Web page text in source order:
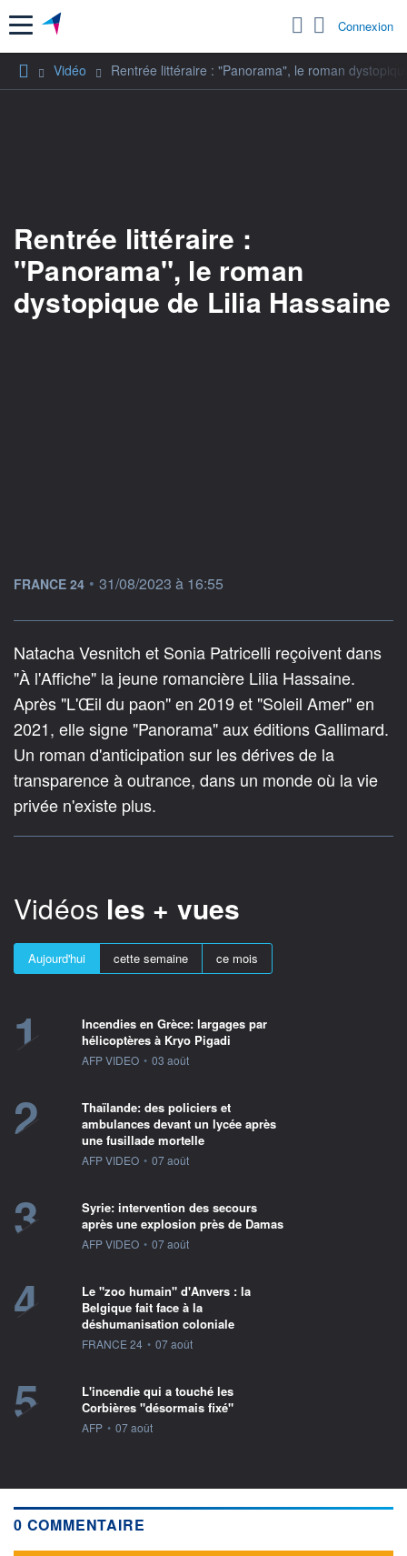
Menu Connexion
Vidéo Rentrée littéraire : "Panorama", le roman
Rentrée littéraire :
"Panorama", le roman
dystopique de Lilia Hassaine
information fournie par
FRANCE 24 • 31/08/2023 à 16:55
Natacha Vesnitch et Sonia Patricelli reçoivent dans
"À l'Affiche" la jeune romancière Lilia Hassaine.
Après "L'Œil du paon" en 2019 et "Soleil Amer" en
2021, elle signe "Panorama" aux éditions Gallimard.
Un roman d'anticipation sur les dérives de la
transparence à outrance, dans un monde où la vie
privée n'existe plus.
Vidéos les + vues
Aujourd'hui cette semaine ce mois
1
Incendies en Grèce: largages par
hélicoptères à Kryo Pigadi
information fournie par
AFP VIDEO • 03 août
2
Thaïlande: des policiers et
ambulances devant un lycée après
une fusillade mortelle
information fournie par
AFP VIDEO • 07 août
3
Syrie: intervention des secours
après une explosion près de Damas
information fournie par
AFP VIDEO • 07 août
4
Le "zoo humain" d'Anvers : la
Belgique fait face à la
déshumanisation coloniale
information fournie par
FRANCE 24 • 07 août
5
L'incendie qui a touché les
Corbières "désormais fixé"
information fournie par
AFP • 07 août
0 COMMENTAIRE